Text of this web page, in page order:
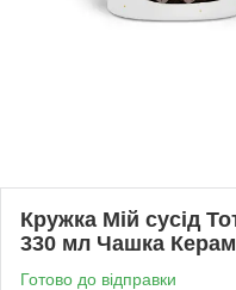
Кружка Мій сусід
330 мл Чашка
Готово до відправки